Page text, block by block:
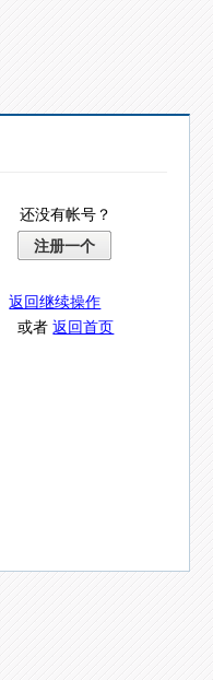
还没有帐号？
注册一个
返回继续操作
或者返回首页